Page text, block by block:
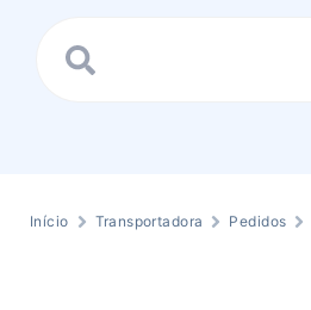
Início Transportadora Pedidos